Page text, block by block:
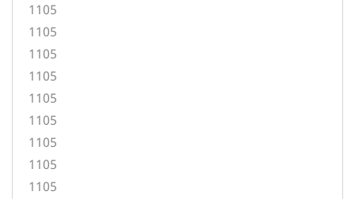
1105
1105
1105
1105
1105
1105
1105
1105
1105